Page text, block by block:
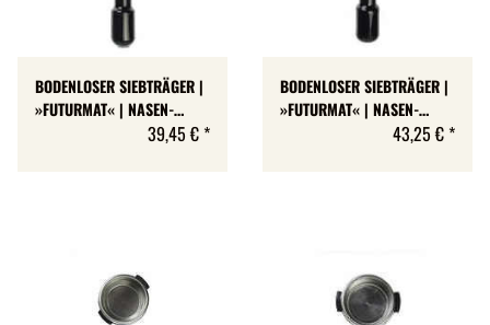
BODENLOSER SIEBTRÄGER |
»FUTURMAT« | NASEN-
39,45 € *
BODENLOSER SIEBTRÄGER |
»FUTURMAT« | NASEN-
43,25 € *